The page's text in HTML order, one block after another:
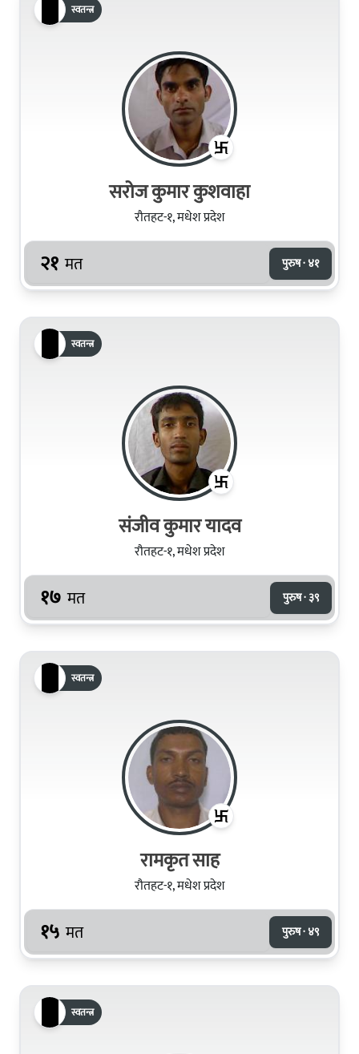
स्वतन्त्र
सरोज कुमार कुशवाहा
रौतहट-१, मधेश प्रदेश
२१ मत पुरुष · ४१
स्वतन्त्र
संजीव कुमार यादव
रौतहट-१, मधेश प्रदेश
१७ मत पुरुष · ३९
स्वतन्त्र
रामकृत साह
रौतहट-१, मधेश प्रदेश
१५ मत पुरुष · ४९
स्वतन्त्र